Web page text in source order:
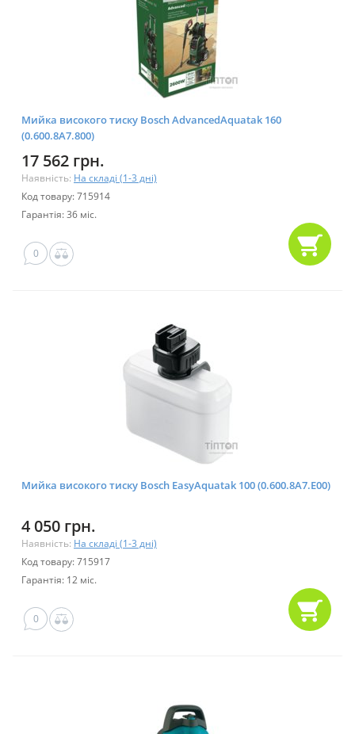
Мийка високого тиску Bosch AdvancedAquatak 160
(0.600.8A7.800)
17 562 грн.
Наявність: На складі (1-3 дні)
Код товару: 715914
Гарантія: 36 міс.
0
Мийка високого тиску Bosch EasyAquatak 100 (0.600.8A7.E00)
4 050 грн.
Наявність: На складі (1-3 дні)
Код товару: 715917
Гарантія: 12 міс.
0